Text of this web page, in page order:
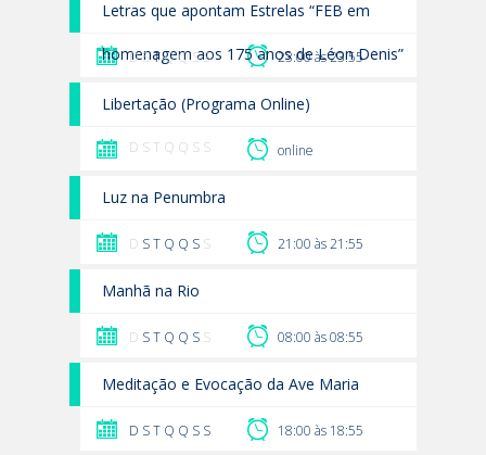
Letras que apontam Estrelas “FEB em
homenagem aos 175 anos de Léon Denis”
D STQ Q S S 23:00 às 23:55
Libertação (Programa Online)
D S T Q Q S S online
Luz na Penumbra
D ST Q Q S S 21:00 às 21:55
Manhã na Rio
D ST Q Q S S 08:00 às 08:55
Meditação e Evocação da Ave Maria
D ST Q Q S S 18:00 às 18:55